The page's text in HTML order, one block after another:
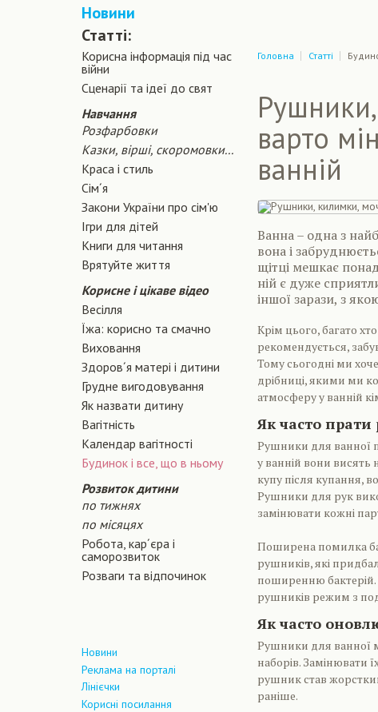
Новини
Статті:
Корисна інформація під час
війни
Сценарiї та iдеї до свят
Навчання
Розфарбовки
Казки, вірші, скоромовки...
Краса і стиль
Сiм´я
Закони України про сiм'ю
Ігри для дітей
Книги для читання
Врятуйте життя
Корисне і цікаве відео
Весілля
Їжа: корисно та смачно
Виховання
Здоров´я матері і дитини
Грудне вигодовування
Як назвати дитину
Вагiтнiсть
Календар вагітності
Будинок і все, що в ньому
Розвиток дитини
по тижнях
по місяцях
Робота, кар´єра і
саморозвиток
Розваги та відпочинок
Новини
Реклама на порталі
Лінієчки
Корисні посилання
Головна Статті
варто
ванній
Ванна – одна з
вона і
щітці мешкає
ній є дуже
іншої зарази, з
Крім цього, багато
рекомендується,
Тому сьогодні ми
дрібниці, якими ми
атмосферу у ванній
Як часто
Рушники для ванної
у ванній вони
купу після купання,
Рушники для рук
замінювати кожні
Поширена помилка
рушників, які
поширенню
рушників режим з
Як часто
Рушники для ванної
наборів. Замінювати
рушник став
раніше.